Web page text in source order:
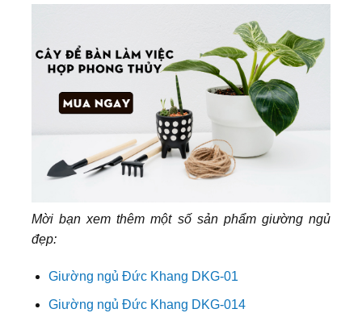
Mời bạn xem thêm một số sản phẩm giường ngủ
đẹp:
Giường ngủ Đức Khang DKG-01
Giường ngủ Đức Khang DKG-014